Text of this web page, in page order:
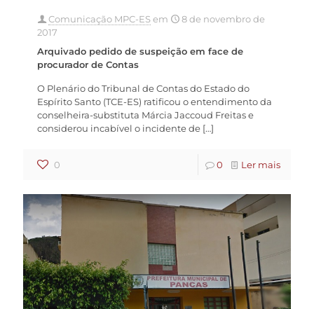
Comunicação MPC-ESem
8 de novembro de
2017
Arquivado pedido de suspeição em face de
procurador de Contas
O Plenário do Tribunal de Contas do Estado do
Espírito Santo (TCE-ES) ratificou o entendimento da
conselheira-substituta Márcia Jaccoud Freitas e
considerou incabível o incidente de […]
0 0 Ler mais